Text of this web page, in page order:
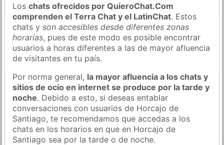
Loschats ofrecidos por QuieroChat.Com
comprenden el Terra Chat y el LatinChat. Estos
chats yson accesibles desde diferentes zonas
horarias, pues de este modo es posible encontrar
usuarios a horas diferentes a las de mayor afluencia
de visitantes en tu país.
Por norma general, la mayor afluencia a los chats y
sitios de ocio en internet se produce por la tarde y
noche. Debido a esto, si deseas entablar
conversaciones con usuarios de Horcajo de
Santiago, te recomendamos que accedas a los
chats en los horarios en que en Horcajo de
Santiago sea por la tarde o de noche.